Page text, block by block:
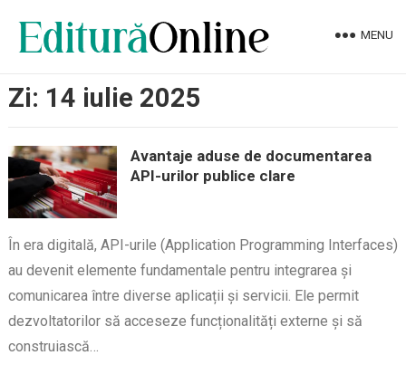
MENU
Zi: 14 iulie 2025
Avantaje aduse de documentarea
API-urilor publice clare
În era digitală, API-urile (Application Programming Interfaces)
au devenit elemente fundamentale pentru integrarea și
comunicarea între diverse aplicații și servicii. Ele permit
dezvoltatorilor să acceseze funcționalități externe și să
construiască…